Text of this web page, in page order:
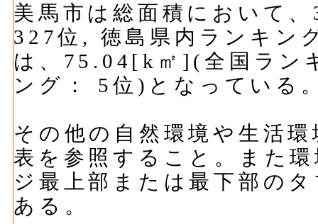
美馬市は総面積において
327位, 徳島県内ランキン
は、75.04[k㎡](全国ラン
ング： 5位)となっている
その他の自然環境や生活
表を参照すること。また
ジ最上部または最下部の
ある。